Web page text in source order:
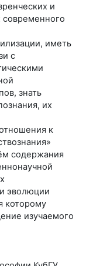
и
современного
иметь
с
знать
их
к
содержания
эволюции
которому
изучаемого